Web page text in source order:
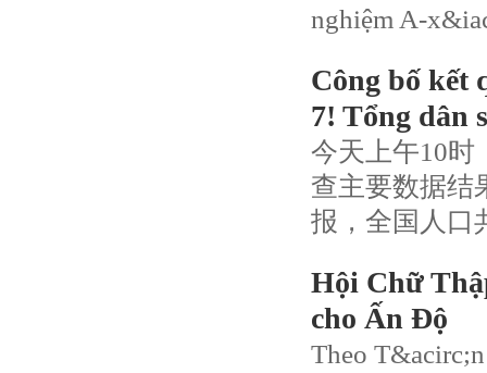
nghiệm A-
Công bố kết
7! Tổng dân
今天上午10时
查主要数据结
报，全国人口
Hội Chữ
cho Ấn Độ
Theo